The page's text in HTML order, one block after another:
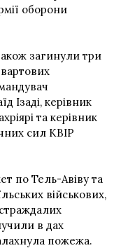
оборони
загинули три
Ізаді, керівник
та керівник
сил КВІР
по Тель-Авіву та
військових,
в дах
пожежа.